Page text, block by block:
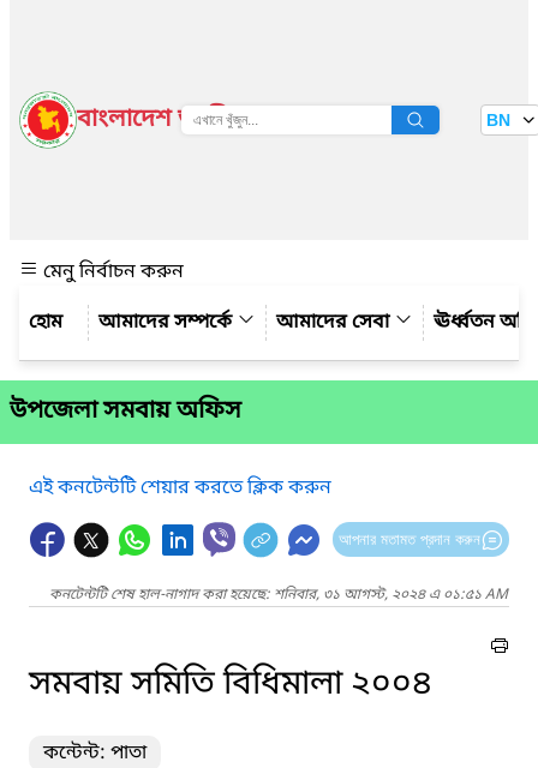
বাংলাদেশ জাতীয় তথ্য বাতায়ন BN
মেনু নির্বাচন করুন
আমাদের সম্পর্কে
আমাদের সেবা ঊর্ধ্বতন
উপজেলা সমবায় অফিস
এই কনটেন্টটি শেয়ার করতে ক্লিক করুন
আপনার মতামত প্রদান করুন
কনটেন্টটি শেষ হাল-নাগাদ করা হয়েছে: শনিবার, ৩১ আগস্ট, ২০২৪ এ ০১:৫১ AM
সমবায় সমিতি বিধিমালা ২০০৪
কন্টেন্ট: পাতা